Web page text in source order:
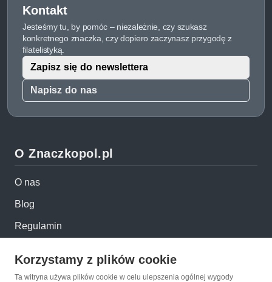
Kontakt
Jesteśmy tu, by pomóc – niezależnie, czy szukasz
konkretnego znaczka, czy dopiero zaczynasz przygodę z
filatelistyką.
Napisz do nas
Zapisz się do newslettera
O Znaczkopol.pl
O nas
Blog
Regulamin
Mapa strony
Korzystamy z plików cookie
Ta witryna używa plików cookie w celu ulepszenia ogólnej wygody